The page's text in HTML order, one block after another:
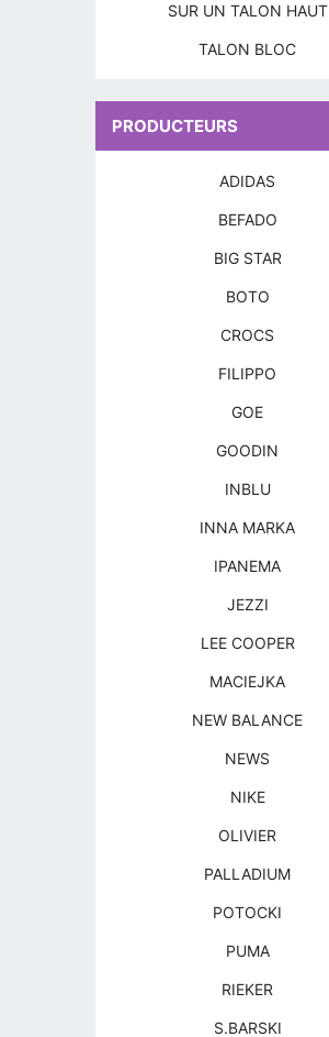
SUR UN TALON HAUT
TALON BLOC
PRODUCTEURS
ADIDAS
BEFADO
BIG STAR
BOTO
CROCS
FILIPPO
GOE
GOODIN
INBLU
INNA MARKA
IPANEMA
JEZZI
LEE COOPER
MACIEJKA
NEW BALANCE
NEWS
NIKE
OLIVIER
PALLADIUM
POTOCKI
PUMA
RIEKER
S.BARSKI